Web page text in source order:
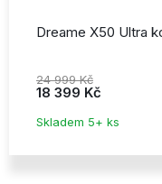
Dreame X50 Ultra
24 999 Kč
18 399 Kč
Skladem 5+ ks